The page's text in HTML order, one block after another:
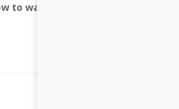
to watch the episode